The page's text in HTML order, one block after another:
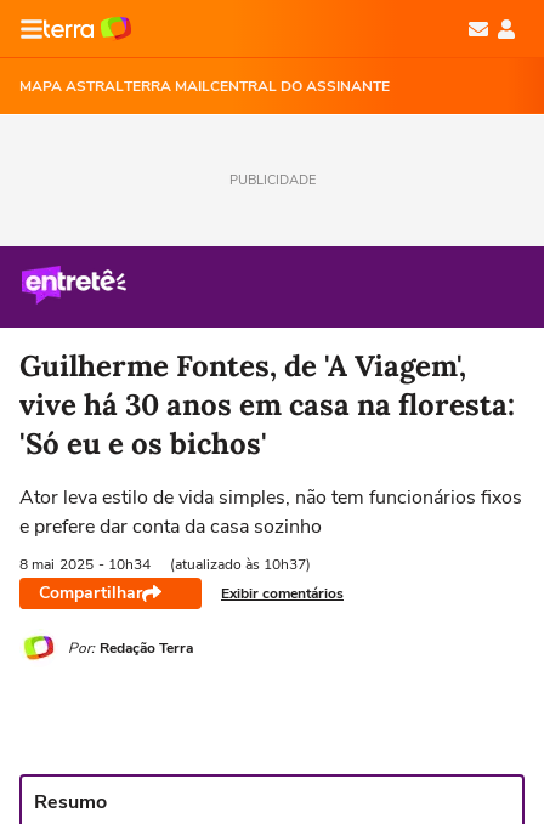
MAPA ASTRALTERRA MAILCENTRAL DO ASSINANTE
PUBLICIDADE
Guilherme Fontes, de 'A Viagem',
vive há 30 anos em casa na floresta:
'Só eu e os bichos'
Ator leva estilo de vida simples, não tem funcionários fixos
e prefere dar conta da casa sozinho
8 mai 2025 - 10h34 (atualizado às 10h37)
Compartilhar Exibir comentários
Por: Redação Terra
Resumo